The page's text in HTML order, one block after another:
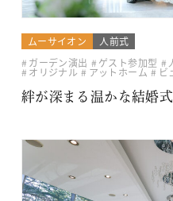
ムーサイオン
人前式
ガーデン演出
ゲスト参加型
オリジナル アットホーム
ビ
絆が深まる温かな結婚式